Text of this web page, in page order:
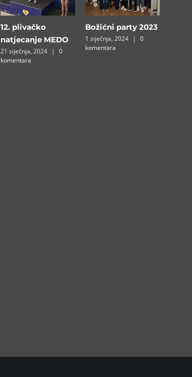
12. plivačko
natjecanje MEDO⁣
21 siječnja, 2024 |
0
komentara
Božićni party 2023
1 siječnja, 2024 |
0
komentara